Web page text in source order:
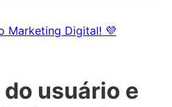
Marketing Digital! 💜
usuário e